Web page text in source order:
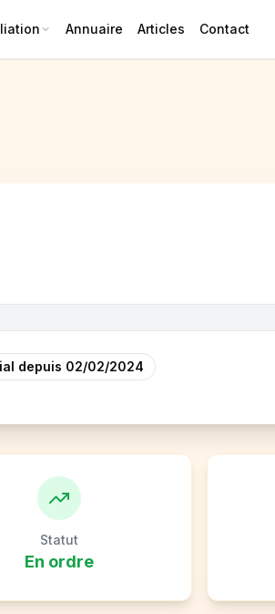
Annuaire Articles Contact
depuis 02/02/2024
Statut
En ordre